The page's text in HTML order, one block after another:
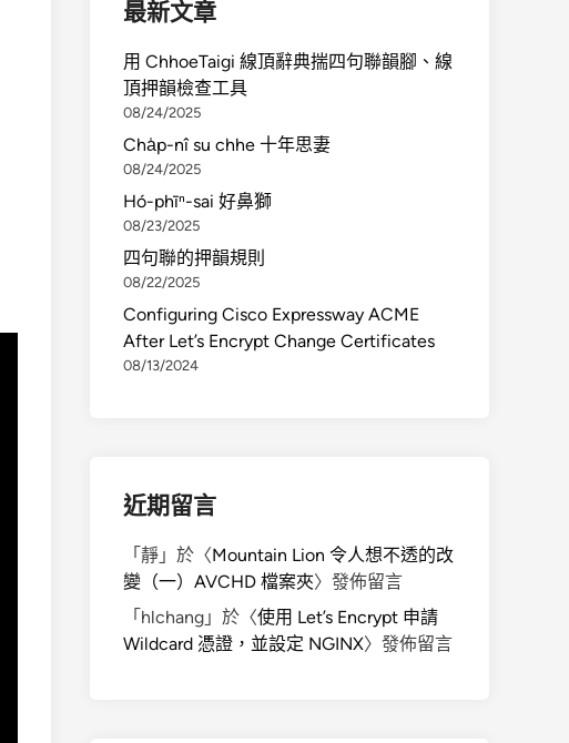
最新文章
用 ChhoeTaigi 線頂辭典揣四句聯韻腳、線
頂押韻檢查工具
08/24/2025
Cha̍p-nî su chhe 十年思妻
08/24/2025
Hó-phīⁿ-sai 好鼻獅
08/23/2025
四句聯的押韻規則
08/22/2025
Configuring Cisco Expressway ACME
After Let’s Encrypt Change Certificates
08/13/2024
近期留言
「 靜 」於〈Mountain Lion 令人想不透的改
變（一）AVCHD 檔案夾〉發佈留言
「 hlchang 」於〈使用 Let’s Encrypt 申請
Wildcard 憑證，並設定 NGINX〉發佈留言